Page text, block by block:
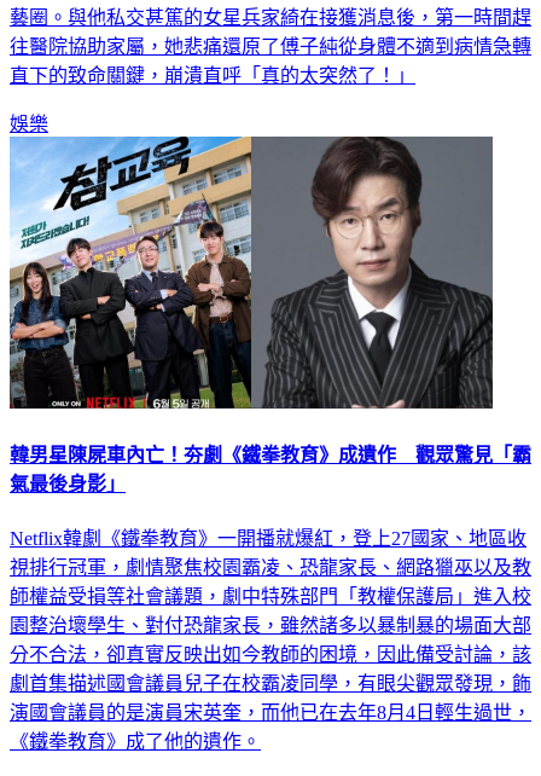
藝圈。與他私交甚篤的女星兵家綺在接獲消息後，第一時間趕
往醫院協助家屬，她悲痛還原了傅子純從身體不適到病情急轉
直下的致命關鍵，崩潰直呼「真的太突然了！」
娛樂
韓男星陳屍車內亡！夯劇《鐵拳教育》成遺作 觀眾驚見「霸
氣最後身影」
Netflix韓劇《鐵拳教育》一開播就爆紅，登上27國家、地區收
視排行冠軍，劇情聚焦校園霸凌、恐龍家長、網路獵巫以及教
師權益受損等社會議題，劇中特殊部門「教權保護局」進入校
園整治壞學生、對付恐龍家長，雖然諸多以暴制暴的場面大部
分不合法，卻真實反映出如今教師的困境，因此備受討論，該
劇首集描述國會議員兒子在校霸凌同學，有眼尖觀眾發現，飾
演國會議員的是演員宋英奎，而他已在去年8月4日輕生過世，
《鐵拳教育》成了他的遺作。